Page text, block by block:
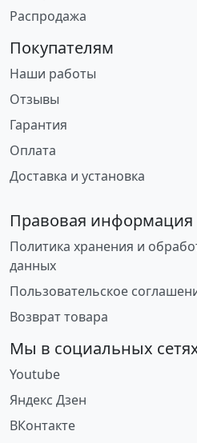
Распродажа
Покупателям
Наши работы
Отзывы
Гарантия
Оплата
Доставка и установка
Правовая информация
Политика хранения и
данных
Пользовательское
Возврат товара
Мы в социальных
Youtube
Яндекс Дзен
ВКонтакте